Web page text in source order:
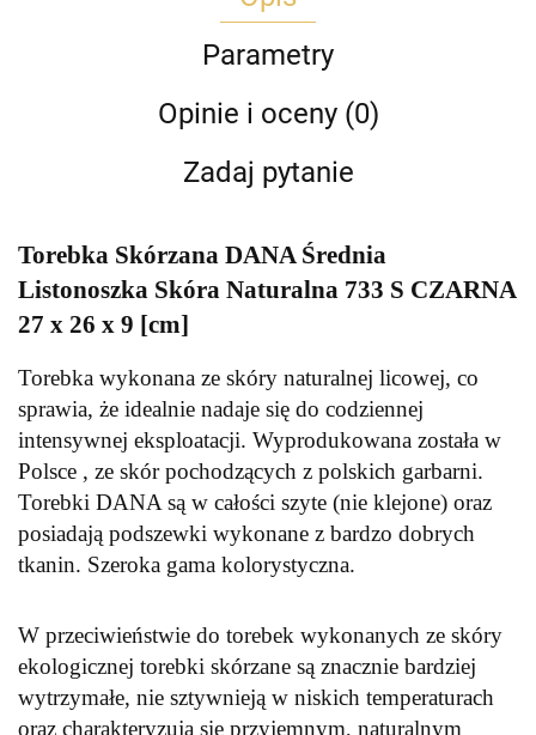
Parametry
Opinie i oceny (0)
Zadaj pytanie
Torebka Skórzana DANA Średnia
Listonoszka Skóra Naturalna 733 S CZARNA
27 x 26 x 9 [cm]
Torebka wykonana ze skóry naturalnej licowej, co
sprawia, że idealnie nadaje się do codziennej
intensywnej eksploatacji. Wyprodukowana została w
Polsce , ze skór pochodzących z polskich garbarni.
Torebki DANA są w całości szyte (nie klejone) oraz
posiadają podszewki wykonane z bardzo dobrych
tkanin. Szeroka gama kolorystyczna.
W przeciwieństwie do torebek wykonanych ze skóry
ekologicznej torebki skórzane są znacznie bardziej
wytrzymałe, nie sztywnieją w niskich temperaturach
oraz charakteryzują się przyjemnym, naturalnym